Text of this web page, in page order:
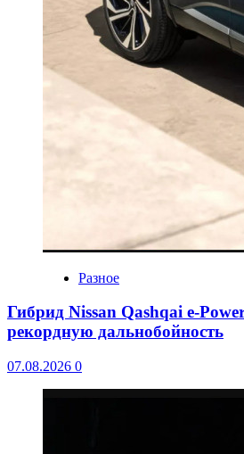
Разное
Гибрид Nissan Qashqai e-
рекордную дальнобойность
07.08.2026 0